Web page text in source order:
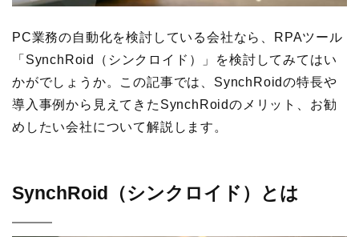
PC業務の自動化を検討している会社なら、RPAツール
「SynchRoid（シンクロイド）」を検討してみてはい
かがでしょうか。この記事では、SynchRoidの特長や
導入事例から見えてきたSynchRoidのメリット、お勧
めしたい会社について解説します。
SynchRoid（シンクロイド）とは